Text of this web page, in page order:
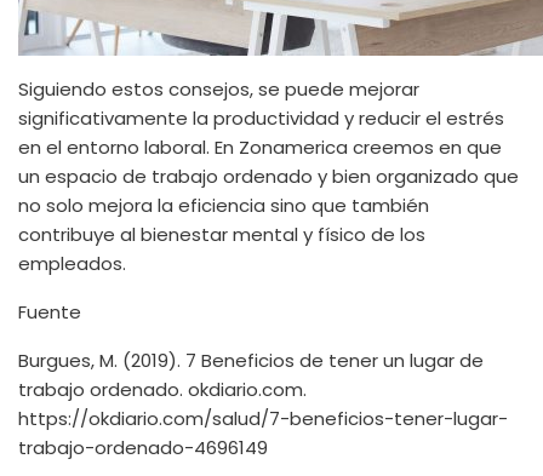
Siguiendo estos consejos, se puede mejorar
significativamente la productividad y reducir el estrés
en el entorno laboral. En Zonamerica creemos en que
un espacio de trabajo ordenado y bien organizado que
no solo mejora la eficiencia sino que también
contribuye al bienestar mental y físico de los
empleados.
Fuente
Burgues, M. (2019). 7 Beneficios de tener un lugar de
trabajo ordenado. okdiario.com.
https://okdiario.com/salud/7-beneficios-tener-lugar-
trabajo-ordenado-4696149